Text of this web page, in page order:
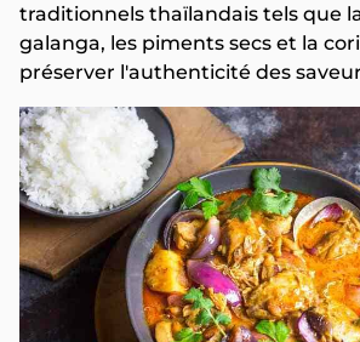
traditionnels thaïlandais tels que
galanga, les piments secs et la
préserver l'authenticité des